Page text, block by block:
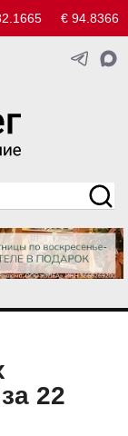
€ 94.8366
22